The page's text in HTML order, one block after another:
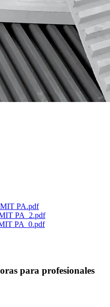
PA.pdf
PA_2.pdf
PA_0.pdf
para profesionales